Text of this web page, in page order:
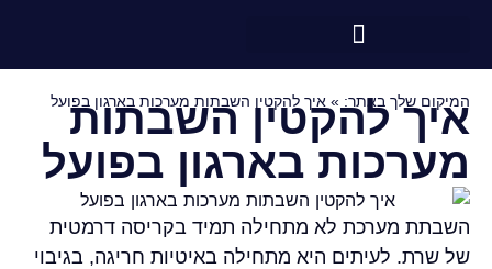
המיקום שלך באתר: » איך להקטין השבתות מערכות בארגון בפועל
איך להקטין השבתות
מערכות בארגון בפועל
השבתת מערכת לא מתחילה תמיד בקריסה דרמטית
של שרת. לעיתים היא מתחילה באיטיות חריגה, בגיבוי